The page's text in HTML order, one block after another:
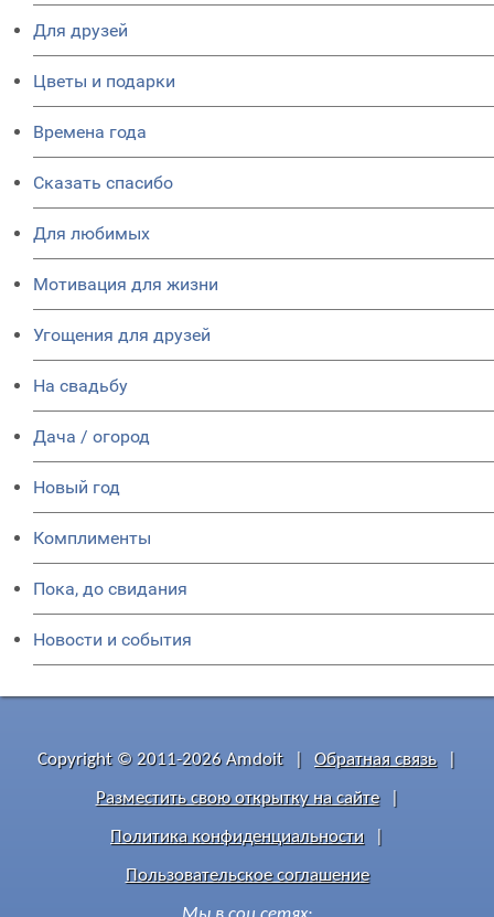
Для друзей
Цветы и подарки
Времена года
Сказать спасибо
Для любимых
Мотивация для жизни
Угощения для друзей
На свадьбу
Дача / огород
Новый год
Комплименты
Пока, до свидания
Новости и события
Copyright © 2011-2026 Amdoit Обратная связь
Разместить свою открытку на сайте
Политика конфиденциальности
Пользовательское соглашение